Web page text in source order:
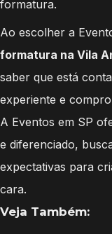
formatura.
Ao escolher a
formatura na Vila
saber que está
experiente e
A Eventos em SP
e diferenciado,
expectativas para
cara.
Veja Também: